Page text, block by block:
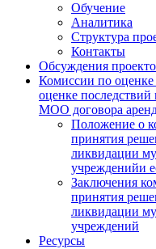
Обучение
Аналитика
Структура
Контакты
Обсуждения
Комиссии по оценке
оценке
МОО договора
Положение о
принятия
ликвидации
учрежденийи
Заключения
принятия
ликвидации
учреждений
Ресурсы